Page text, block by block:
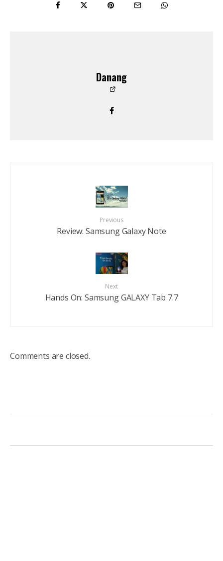
Danang
Previous
Review: Samsung Galaxy Note
Next
Hands On: Samsung GALAXY Tab 7.7
Comments are closed.